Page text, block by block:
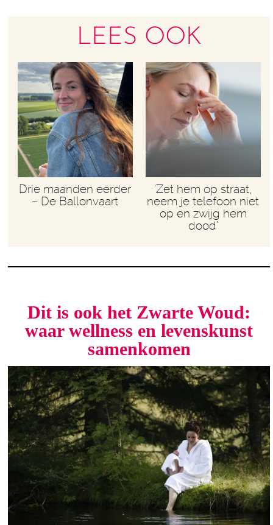
LEES OOK
Drie maanden eerder
– De Ballonvaart
‘Zet hem op straat,
neem je telefoon niet
op en zwijg hem
dood'
Dit is ook het Zwarte Woud:
waar wellness en levenskunst
samenkomen